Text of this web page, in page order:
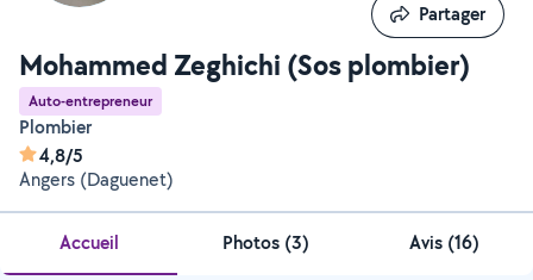
Mohammed Zeghichi (Sos plombier)
Auto-entrepreneur
Plombier
4,8/5
Angers (Daguenet)
Partager
Partager
Accueil Photos (3) Avis (16)